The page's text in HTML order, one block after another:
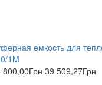
емкость для
1M
800,00Грн 39 509,27Грн